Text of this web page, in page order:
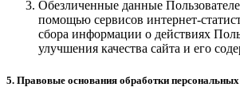
Обезличенные данные
помощью сервисов интернет-
сбора информации о действиях
улучшения качества сайта и его
5. Правовые основания обработки